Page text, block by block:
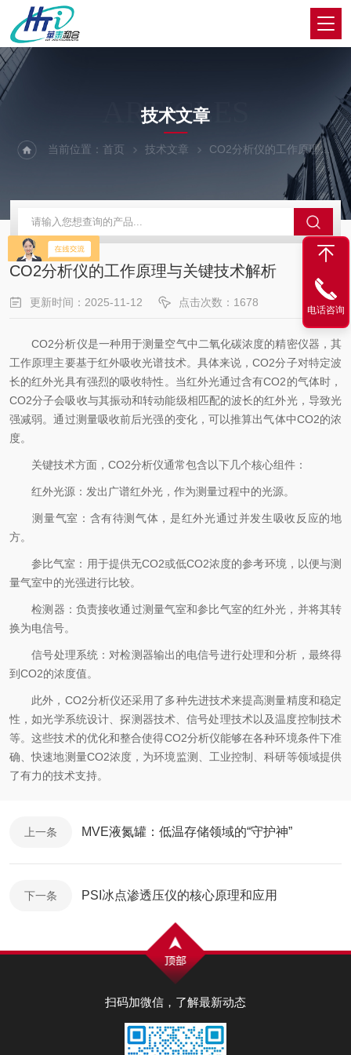
ARTICLES
技术文章
当前位置：首页 技术文章 CO2分析仪的工作原理与关键技术解析
CO2分析仪的工作原理与关键技术解析
更新时间：2025-11-12 点击次数：1678
CO2分析仪是一种用于测量空气中二氧化碳浓度的精密仪器，其
工作原理主要基于红外吸收光谱技术。具体来说，CO2分子对特定波
长的红外光具有强烈的吸收特性。当红外光通过含有CO2的气体时，
CO2分子会吸收与其振动和转动能级相匹配的波长的红外光，导致光
强减弱。通过测量吸收前后光强的变化，可以推算出气体中CO2的浓
度。
关键技术方面，CO2分析仪通常包含以下几个核心组件：
红外光源：发出广谱红外光，作为测量过程中的光源。
测量气室：含有待测气体，是红外光通过并发生吸收反应的地
方。
参比气室：用于提供无CO2或低CO2浓度的参考环境，以便与测
量气室中的光强进行比较。
检测器：负责接收通过测量气室和参比气室的红外光，并将其转
换为电信号。
信号处理系统：对检测器输出的电信号进行处理和分析，最终得
到CO2的浓度值。
此外，CO2分析仪还采用了多种先进技术来提高测量精度和稳定
性，如光学系统设计、探测器技术、信号处理技术以及温度控制技术
等。这些技术的优化和整合使得CO2分析仪能够在各种环境条件下准
确、快速地测量CO2浓度，为环境监测、工业控制、科研等领域提供
了有力的技术支持。
上一条 MVE液氮罐：低温存储领域的“守护神”
下一条 PSI冰点渗透压仪的核心原理和应用
扫码加微信，了解最新动态
电话咨询